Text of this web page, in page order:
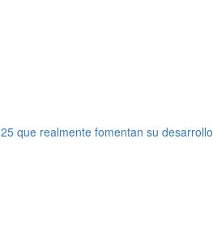
que realmente fomentan su desarrollo